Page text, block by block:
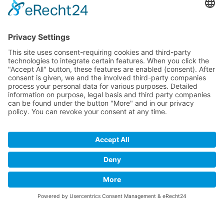
09321922696
Maklervertrag widerrufen
DENK-Immobilien © 2026
Impressum
Immobiliensoftware & Webdesign powered by